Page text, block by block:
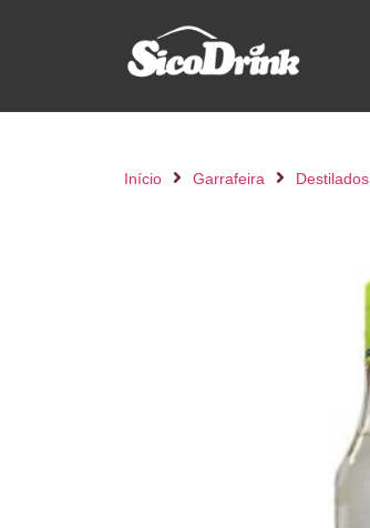
Início Garrafeira Destilados